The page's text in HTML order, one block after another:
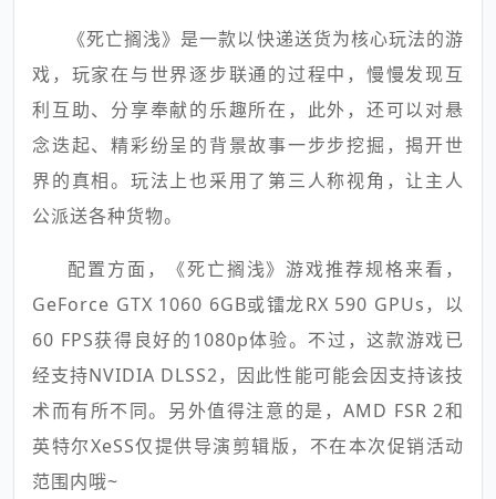
《死亡搁浅》是一款以快递送货为核心玩法的游
戏，玩家在与世界逐步联通的过程中，慢慢发现互
利互助、分享奉献的乐趣所在，此外，还可以对悬
念迭起、精彩纷呈的背景故事一步步挖掘，揭开世
界的真相。玩法上也采用了第三人称视角，让主人
公派送各种货物。
配置方面，《死亡搁浅》游戏推荐规格来看，
GeForce GTX 1060 6GB或镭龙RX 590 GPUs，以
60 FPS获得良好的1080p体验。不过，这款游戏已
经支持NVIDIA DLSS2，因此性能可能会因支持该技
术而有所不同。另外值得注意的是，AMD FSR 2和
英特尔XeSS仅提供导演剪辑版，不在本次促销活动
范围内哦~